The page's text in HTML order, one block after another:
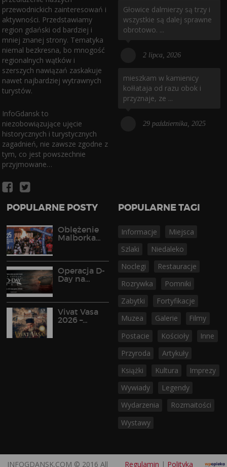
przewodnickich zainteresowań i
aktywności. Przedstawiamy
region gdański od bardziej i
mniej znanej strony. Tematyka
niemal bezkresna, bo mnogość
regionalnych wątków i
szerszych nawiązań zaskakuje
nawet najbardziej wytrawnych
turystów.
InfoGdansk to
niezobowiązujące ujęcie
historycznych i turystycznych
zagadnień, nie zawsze zgodne z
tym, co jest powszechnie
przyjmowane…
Głowice dalmierzy są trzy i
wszystkie są dalej sprawne
obrotowo. ...
2 lipca, 2026
mieszkam w kamienicy
kołłataja od razu obok i
przyznaje, ze ...
29 października, 2025
POPULARNE POSTY
Oblężenie
Malborka
Operacja D-
Day na
Vivat Vasa
2026 –
POPULARNE TAGI
Informacje
Miejsca
Szlaki
Niedaleko
Noclegi
Restauracje
Rozrywka
Pomniki
Zabytki
Fortyfikacje
Muzea
Galerie
Filmy
Postacie
Kościoły
Inne
Przyroda
Artykuły
Książki
Kultura
Imprezy
Wywiady
Legendy
Wydarzenia
Rozmaitości
Wystawy
INFOGDANSK.COM © 2016 All Regulamin | Polityka